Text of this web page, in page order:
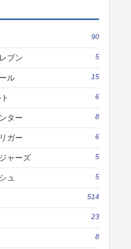
90
ブン 5
ル 15
6
ター 8
ガー 6
ャーズ 5
ュ 5
514
23
8